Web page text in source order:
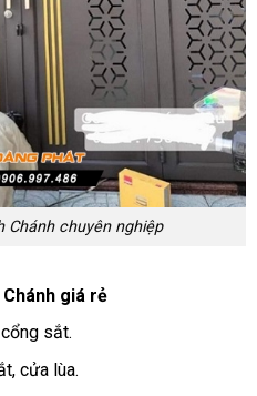
chuyên nghiệp
giá rẻ
sắt.
cửa lùa.